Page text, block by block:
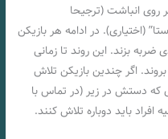
انباشت (ترجیحا
(اختیاری). در ادامه هر بازیکن
بزند. این روند تا زمانی
اگر چندین بازیکن تلاش
که دستش در زیر (در تماس با
افراد باید دوباره تلاش کنند.